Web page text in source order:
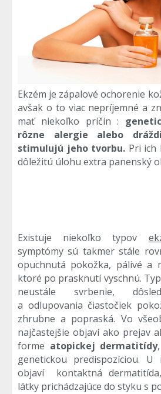
Ekzém je zápalové ochorenie
avšak o to viac nepríjemné a
mať niekoľko príčin :
rôzne alergie alebo
stimulujú jeho tvorbu. Pri ich
dôležitú úlohu extra panenský
Existuje niekoľko typov
symptómy sú takmer stále
opuchnutá pokožka, pálivé a
ktoré po prasknutí vyschnú.
neustále svrbenie,
a odlupovania čiastočiek
zhrubne a popraská. Vo
najčastejšie objaví ako prejav
forme atopickej dermatitídy
genetickou predispozíciou.
objaví kontaktná
látky prichádzajúce do styku s